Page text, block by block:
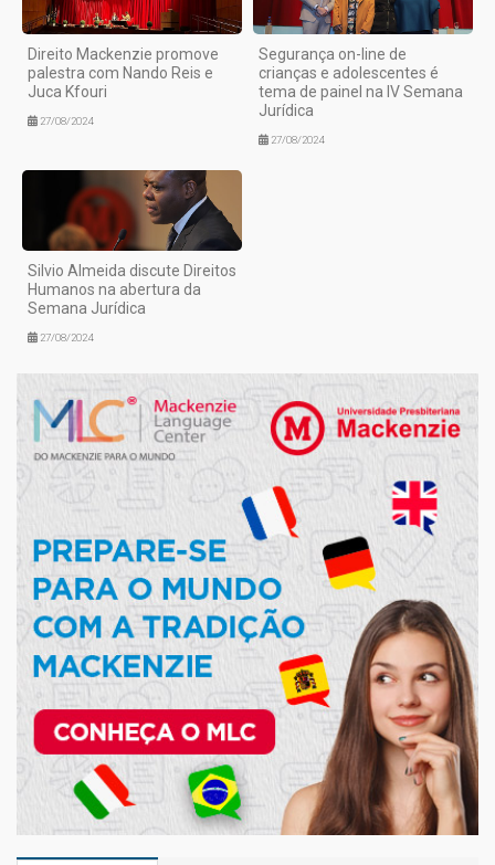
Direito Mackenzie promove
palestra com Nando Reis e
Juca Kfouri
27/08/2024
Segurança on-line de
crianças e adolescentes é
tema de painel na IV Semana
Jurídica
27/08/2024
Silvio Almeida discute Direitos
Humanos na abertura da
Semana Jurídica
27/08/2024